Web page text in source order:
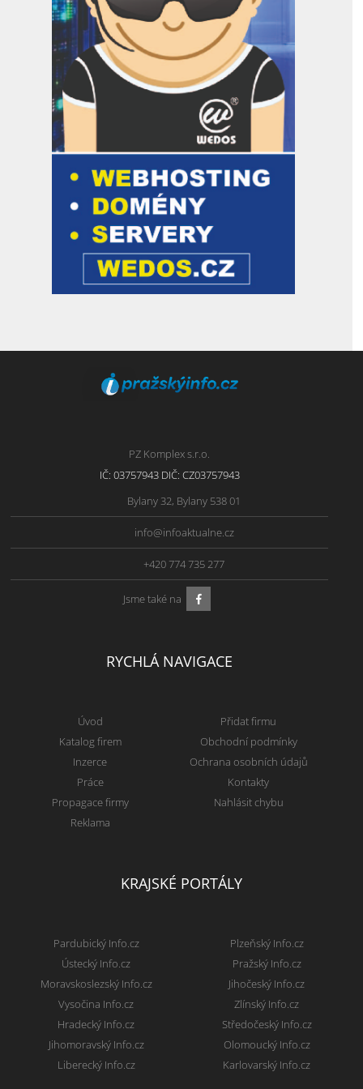
PZ Komplex s.r.o.
IČ: 03757943 DIČ: CZ03757943
Bylany 32, Bylany 538 01
info@infoaktualne.cz
+420 774 735 277
Jsme také na
RYCHLÁ NAVIGACE
Úvod
Katalog firem
Inzerce
Práce
Propagace firmy
Reklama
Přidat firmu
Obchodní podmínky
Ochrana osobních údajů
Kontakty
Nahlásit chybu
KRAJSKÉ PORTÁLY
Pardubický Info.cz
Ústecký Info.cz
Moravskoslezský Info.cz
Vysočina Info.cz
Hradecký Info.cz
Jihomoravský Info.cz
Liberecký Info.cz
Plzeňský Info.cz
Pražský Info.cz
Jihočeský Info.cz
Zlínský Info.cz
Středočeský Info.cz
Olomoucký Info.cz
Karlovarský Info.cz